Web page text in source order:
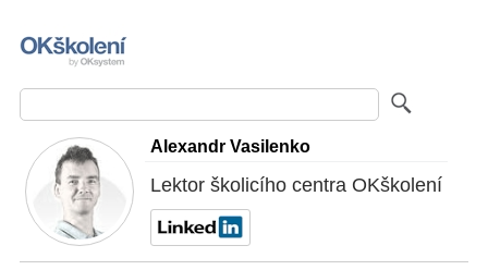
Alexandr Vasilenko
Lektor školicího centra OKškolení